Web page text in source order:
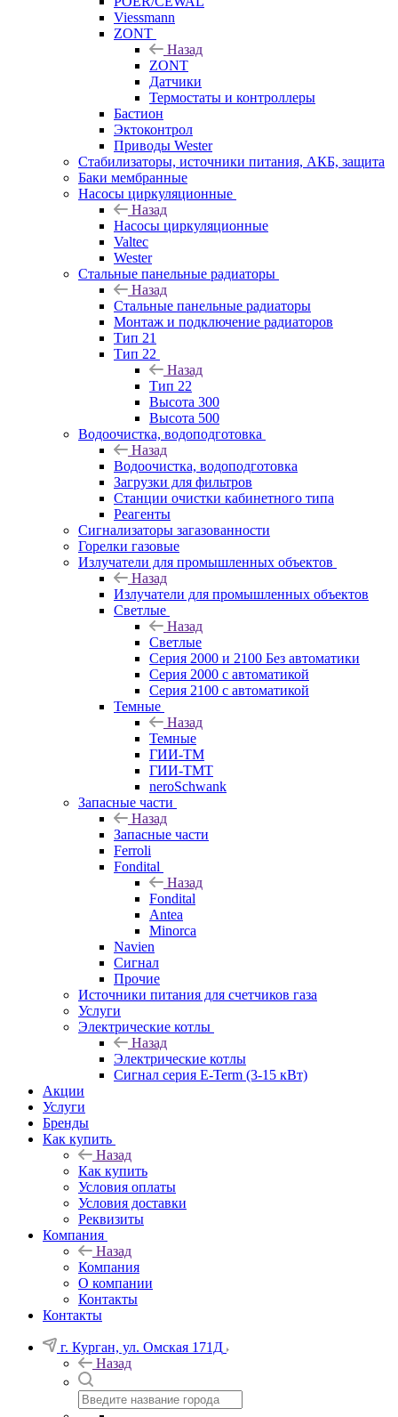
Viessmann
ZONT
Назад
ZONT
Датчики
Термостаты и контроллеры
Бастион
Эктоконтрол
Приводы Wester
Стабилизаторы, источники питания, АКБ, защита
Баки мембранные
Насосы циркуляционные
Назад
Насосы циркуляционные
Valtec
Wester
Стальные панельные радиаторы
Назад
Стальные панельные радиаторы
Монтаж и подключение радиаторов
Тип 21
Тип 22
Назад
Тип 22
Высота 300
Высота 500
Водоочистка, водоподготовка
Назад
Водоочистка, водоподготовка
Загрузки для фильтров
Станции очистки кабинетного типа
Реагенты
Сигнализаторы загазованности
Горелки газовые
Излучатели для промышленных объектов
Назад
Излучатели для промышленных объектов
Светлые
Назад
Светлые
Серия 2000 и 2100 Без автоматики
Серия 2000 с автоматикой
Серия 2100 с автоматикой
Темные
Назад
Темные
ГИИ-ТМ
ГИИ-ТМТ
neroSchwank
Запасные части
Назад
Запасные части
Ferroli
Fondital
Назад
Fondital
Antea
Minorca
Navien
Сигнал
Прочие
Источники питания для счетчиков газа
Услуги
Электрические котлы
Назад
Электрические котлы
Сигнал серия E-Term (3-15 кВт)
Акции
Услуги
Бренды
Как купить
Назад
Как купить
Условия оплаты
Условия доставки
Реквизиты
Компания
Назад
Компания
О компании
Контакты
Контакты
г. Курган, ул. Омская 171Д
Назад